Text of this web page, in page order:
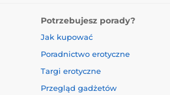
Potrzebujesz porady?
Jak kupować
Poradnictwo erotyczne
Targi erotyczne
Przegląd gadżetów